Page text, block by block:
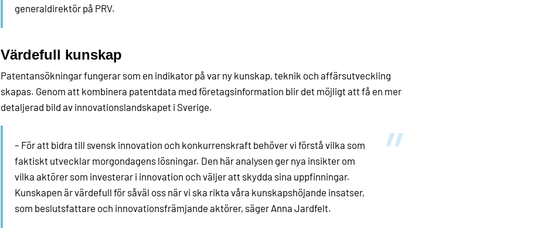
generaldirektör på PRV.
Värdefull kunskap
Patentansökningar fungerar som en indikator på var ny kunskap, teknik och affärsutveckling
skapas. Genom att kombinera patentdata med företagsinformation blir det möjligt att få en mer
detaljerad bild av innovationslandskapet i Sverige.
– För att bidra till svensk innovation och konkurrenskraft behöver vi förstå vilka som
faktiskt utvecklar morgondagens lösningar. Den här analysen ger nya insikter om
vilka aktörer som investerar i innovation och väljer att skydda sina uppfinningar.
Kunskapen är värdefull för såväl oss när vi ska rikta våra kunskapshöjande insatser,
som beslutsfattare och innovationsfrämjande aktörer, säger Anna Jardfelt.